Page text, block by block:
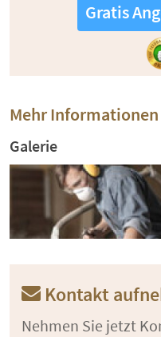
Gratis
Mehr Informationen
Galerie
Kontakt
Nehmen Sie jetzt